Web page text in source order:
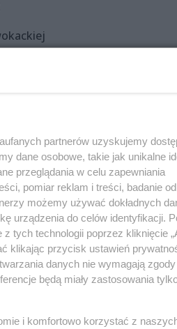
Sędziów Polskich
Jagoda Ratajczak w
i ich związkach z prawem
partnerów uzyskujemy
dane osobowe, takie jak unikalne
przeglądania w celu zapewniania
pomiar reklam i treści, badanie
możemy używać dokładnych
urządzenia do celów identyfikacji.
tych technologii poprzez kliknięcie
klikając przycisk ustawień
danych nie wymagają
będą miały zastosowania
i komfortowo korzystać z